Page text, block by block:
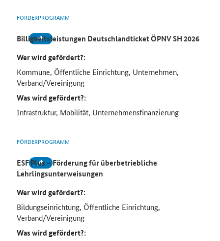
FÖRDERPROGRAMM
Billigkeitsleistungen DeutschlandticketÖPNVSH2026
Wer wird gefördert?:
Kommune, Öffentliche Einrichtung, Unternehmen,
Verband/Vereinigung
Was wird gefördert?:
Infrastruktur, Mobilität, Unternehmensfinanzierung
FÖRDERPROGRAMM
ESFPlus – Förderung für überbetriebliche
Lehrlingsunterweisungen
Wer wird gefördert?:
Bildungseinrichtung, Öffentliche Einrichtung,
Verband/Vereinigung
Was wird gefördert?: